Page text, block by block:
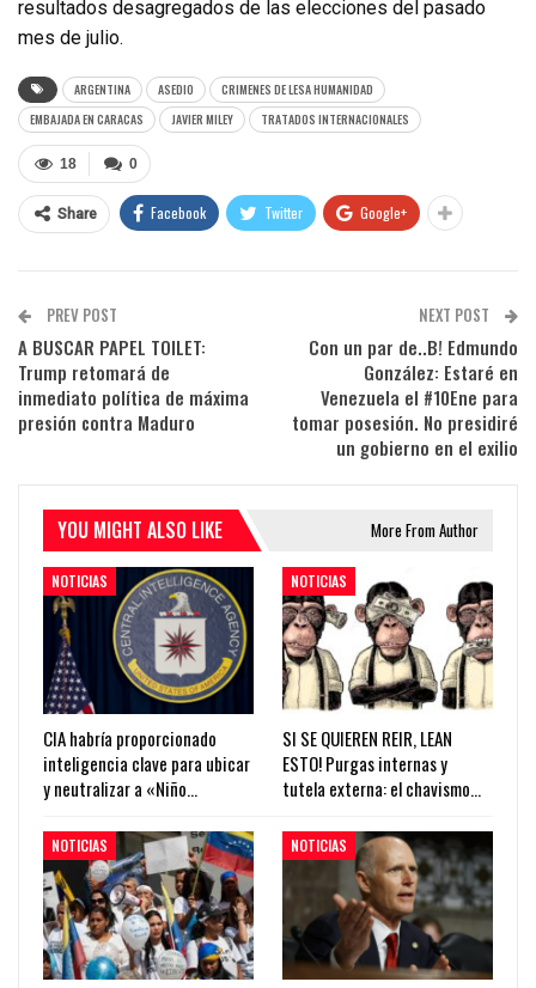
resultados desagregados de las elecciones del pasado
mes de julio.
ARGENTINA ASEDIO
CRIMENES DE LESA HUMANIDAD
EMBAJADA EN CARACAS
JAVIER MILEY TRATADOS INTERNACIONALES
0
18
Share Facebook Twitter Google+
PREV POST
A BUSCAR PAPEL TOILET:
Trump retomará de
inmediato política de máxima
presión contra Maduro
NEXT POST
Con un par de..B! Edmundo
González: Estaré en
Venezuela el #10Ene para
tomar posesión. No presidiré
un gobierno en el exilio
YOU MIGHT ALSO LIKE More From Author
NOTICIAS
CIA habría proporcionado
inteligencia clave para ubicar
y neutralizar a «Niño…
NOTICIAS
SI SE QUIEREN REIR, LEAN
ESTO! Purgas internas y
tutela externa: el chavismo…
NOTICIAS NOTICIAS